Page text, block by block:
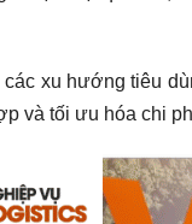
xu hướng tiêu
và tối ưu hóa chi